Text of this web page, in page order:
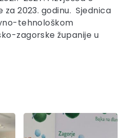
2023. godinu. Sjednica
tehnološkom
zagorske županije u